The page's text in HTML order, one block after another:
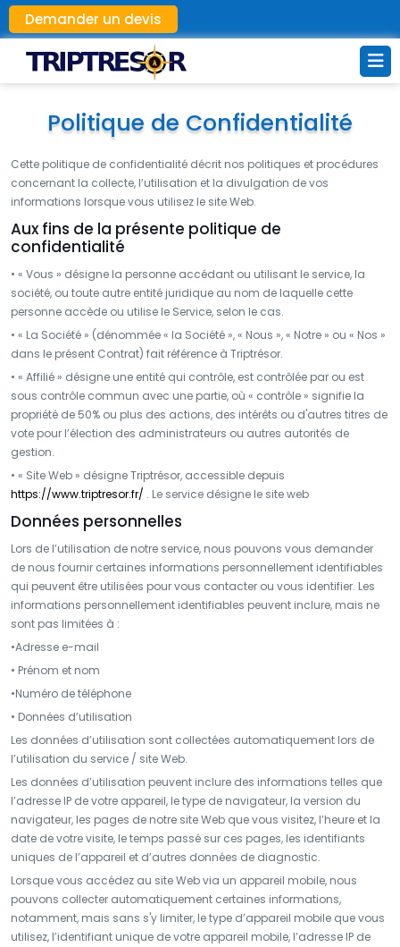
Demander un devis
Politique de Confidentialité
Cette politique de confidentialité décrit nos politiques et procédures
concernant la collecte, l’utilisation et la divulgation de vos
informations lorsque vous utilisez le site Web.
Aux fins de la présente politique de
confidentialité
• « Vous » désigne la personne accédant ou utilisant le service, la
société, ou toute autre entité juridique au nom de laquelle cette
personne accède ou utilise le Service, selon le cas.
• « La Société » (dénommée « la Société », « Nous », « Notre » ou « Nos »
dans le présent Contrat) fait référence à Triptrésor.
• « Affilié » désigne une entité qui contrôle, est contrôlée par ou est
sous contrôle commun avec une partie, où « contrôle » signifie la
propriété de 50% ou plus des actions, des intérêts ou d'autres titres de
vote pour l’élection des administrateurs ou autres autorités de
gestion.
• « Site Web » désigne Triptrésor, accessible depuis
https://www.triptresor.fr/ . Le service désigne le site web
Données personnelles
Lors de l’utilisation de notre service, nous pouvons vous demander
de nous fournir certaines informations personnellement identifiables
qui peuvent être utilisées pour vous contacter ou vous identifier. Les
informations personnellement identifiables peuvent inclure, mais ne
sont pas limitées à :
•Adresse e-mail
• Prénom et nom
•Numéro de téléphone
• Données d’utilisation
Les données d’utilisation sont collectées automatiquement lors de
l’utilisation du service / site Web.
Les données d’utilisation peuvent inclure des informations telles que
l’adresse IP de votre appareil, le type de navigateur, la version du
navigateur, les pages de notre site Web que vous visitez, l’heure et la
date de votre visite, le temps passé sur ces pages, les identifiants
uniques de l’appareil et d’autres données de diagnostic.
Lorsque vous accédez au site Web via un appareil mobile, nous
pouvons collecter automatiquement certaines informations,
notamment, mais sans s'y limiter, le type d’appareil mobile que vous
utilisez, l’identifiant unique de votre appareil mobile, l’adresse IP de